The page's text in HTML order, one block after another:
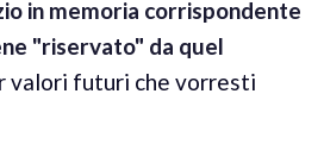
in memoria corrispondente
"riservato" da quel
valori futuri che vorresti